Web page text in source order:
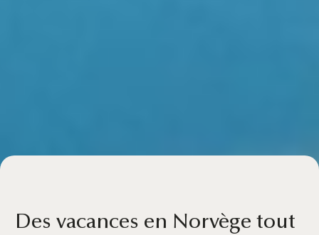
Des vacances en Norvège tout